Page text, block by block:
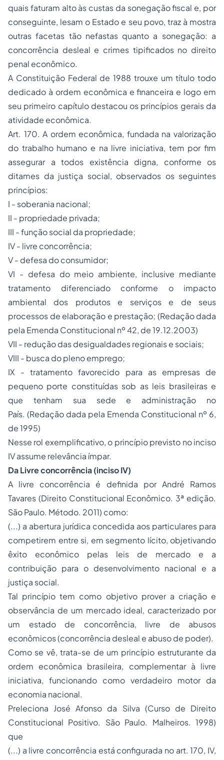
quais faturam alto às custas da sonegação fiscal e, por
conseguinte, lesam o Estado e seu povo, traz à mostra
outras facetas tão nefastas quanto a sonegação: a
concorrência desleal e crimes tipificados no direito
penal econômico.
A Constituição Federal de 1988 trouxe um título todo
dedicado à ordem econômica e financeira e logo em
seu primeiro capítulo destacou os princípios gerais da
atividade econômica.
Art. 170. A ordem econômica, fundada na valorização
do trabalho humano e na livre iniciativa, tem por fim
assegurar a todos existência digna, conforme os
ditames da justiça social, observados os seguintes
princípios:
I - soberania nacional;
II - propriedade privada;
III - função social da propriedade;
IV - livre concorrência;
V - defesa do consumidor;
VI - defesa do meio ambiente, inclusive mediante
tratamento diferenciado conforme o impacto
ambiental dos produtos e serviços e de seus
processos de elaboração e prestação; (Redação dada
pela Emenda Constitucional nº 42, de 19.12.2003)
VII - redução das desigualdades regionais e sociais;
VIII - busca do pleno emprego;
IX - tratamento favorecido para as empresas de
pequeno porte constituídas sob as leis brasileiras e
que tenham sua sede e administração no
País. (Redação dada pela Emenda Constitucional nº 6,
de 1995)
Nesse rol exemplificativo, o princípio previsto no inciso
IV assume relevância ímpar.
Da Livre concorrência (inciso IV)
A livre concorrência é definida por André Ramos
Tavares (Direito Constitucional Econômico. 3ª edição.
São Paulo. Método. 2011) como:
(...) a abertura jurídica concedida aos particulares para
competirem entre si, em segmento lícito, objetivando
êxito econômico pelas leis de mercado e a
contribuição para o desenvolvimento nacional e a
justiça social.
Tal princípio tem como objetivo prover a criação e
observância de um mercado ideal, caracterizado por
um estado de concorrência, livre de abusos
econômicos (concorrência desleal e abuso de poder).
Como se vê, trata-se de um princípio estruturante da
ordem econômica brasileira, complementar à livre
iniciativa, funcionando como verdadeiro motor da
economia nacional.
Preleciona José Afonso da Silva (Curso de Direito
Constitucional Positivo. São Paulo. Malheiros. 1998)
que
(...) a livre concorrência está configurada no art. 170, IV,